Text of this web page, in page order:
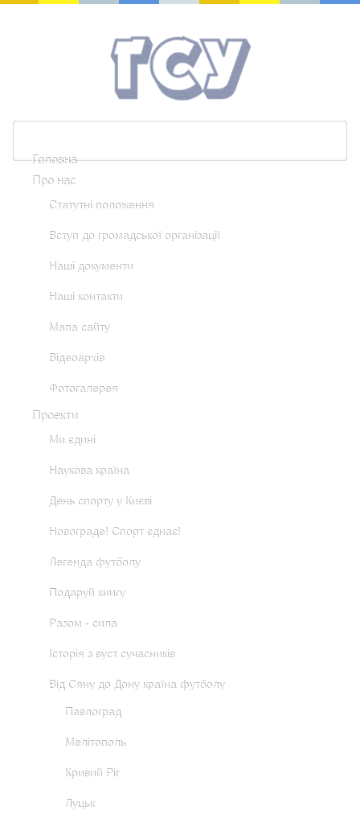
Головна
Про нас
Статутні положення
Вступ до громадської організації
Наші документи
Наші контакти
Мапа сайту
Відеоархів
Фотогалерея
Проекти
Ми єдині
Наукова країна
День спорту у Києві
Новограде! Спорт єднає!
Легенда футболу
Подаруй книгу
Разом - сила
Історія з вуст сучасників
Від Сяну до Дону країна футболу
Павлоград
Мелітополь
Кривий Ріг
Луцьк